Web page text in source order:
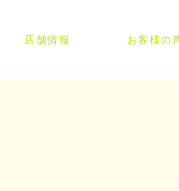
店舗情報 お客様の